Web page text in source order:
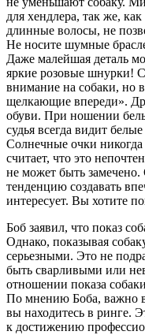
для хендлера, так же,
длинные волосы, не
Не носите шумные
Даже малейшая деталь
яркие розовые шнурки!
внимание на собаки, но
щелкающие впереди».
обуви. При ношении
судья всегда видит
Солнечные очки
считает, что это
не может быть
тенденцию создавать
интересует. Вы хотите
Боб заявил, что показ
Однако, показывая
серьезными. Это не
быть сварливыми или
отношении показа
По мнению Боба, важно
вы находитесь в ринге.
к достижению